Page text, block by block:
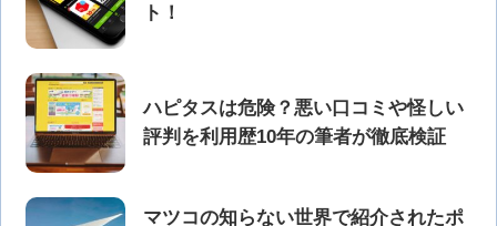
ト！
ハピタスは危険？悪い口コミや怪しい
評判を利用歴10年の筆者が徹底検証
マツコの知らない世界で紹介されたポ